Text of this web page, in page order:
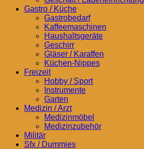
Gastro / Küche
Gastrobedarf
Kaffeemaschinen
Haushaltsgeräte
Geschirr
Gläser / Karaffen
Küchen-Nippes
Freizeit
Hobby / Sport
Instrumente
Garten
Medizin / Arzt
Medizinmöbel
Medizinzubehör
Militär
Sfx / Dummies